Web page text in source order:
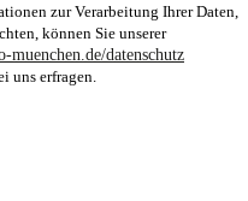
zur Verarbeitung Ihrer Daten,
können Sie unserer
muenchen.de/datenschutz
uns erfragen.